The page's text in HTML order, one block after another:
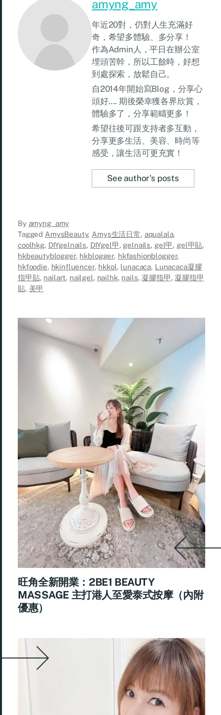
amyng_amy
年近20對，仍對人生充滿好
奇，希望多體驗、多分享！
作為Admin人，平日在辦公室
埋頭苦幹，所以工餘時，好想
到處探索，放鬆自己。
自2014年開始寫Blog，分享心
頭好…. 期後榮幸獲各界欣賞，
體驗多了，分享範疇更多！
希望往後可跟支持者多互動，
分享更多生活、美容、時尚等
感受，讓生活可更充實！
See author's posts
By amyng_amy
Tagged AmysBeauty, Amys生活日常, aqualala,
coolhkg, DIYgelnails, DIYgel甲, gelnails, gel甲, gel甲貼,
hkbeautyblogger, hkblogger, hkfashionblogger,
hkfoodie, hkinfluencer, hkkol, lunacaca, Lunacaca凝膠
指甲貼, nailart, nailgel, nailhk, nails,凝膠指甲,凝膠指甲
貼, 美甲
旺角全新開業：2BE1 BEAUTY
MASSAGE 主打港人至愛泰式按摩（內附
優惠）